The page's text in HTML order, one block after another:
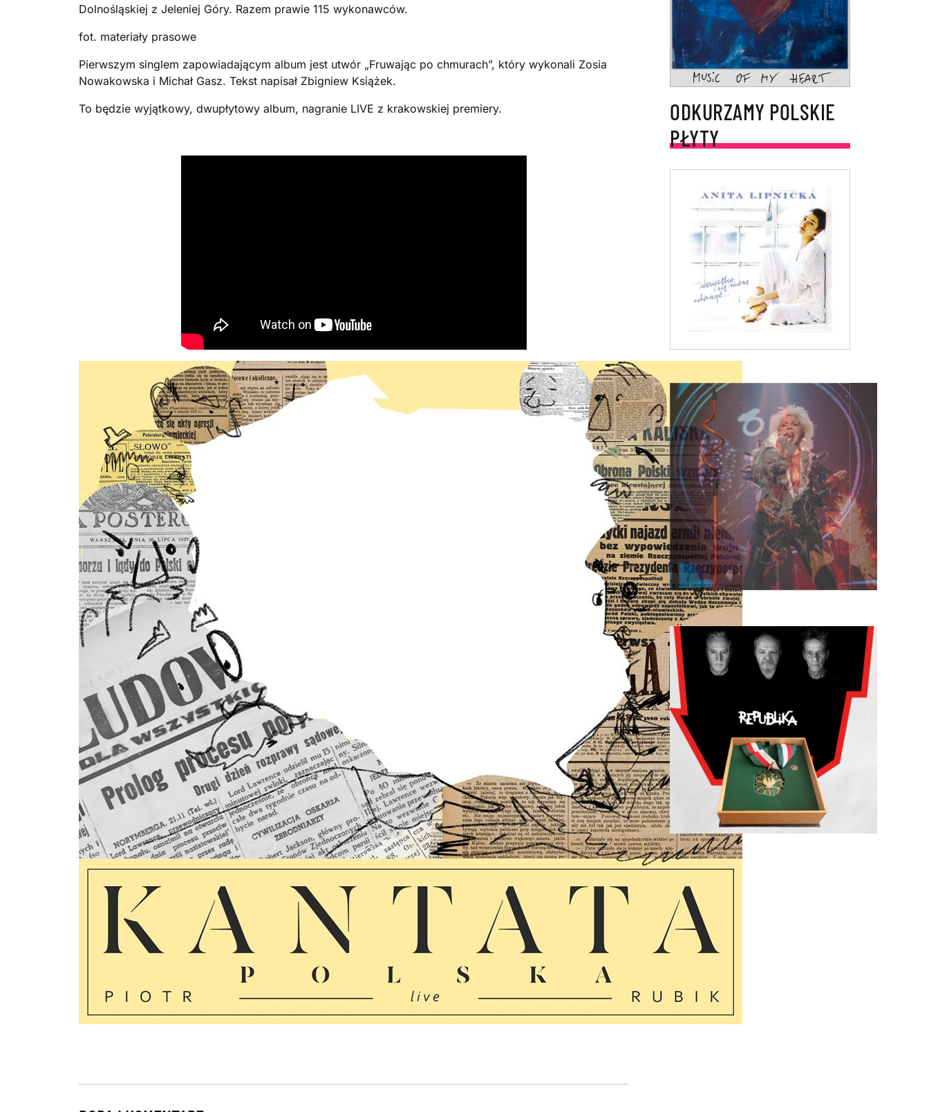
Dolnośląskiej z Jeleniej Góry. Razem prawie 115 wykonawców.
fot. materiały prasowe
Pierwszym singlem zapowiadającym album jest utwór „Fruwając po chmurach”, który wykonali Zosia
Nowakowska i Michał Gasz. Tekst napisał Zbigniew Książek.
To będzie wyjątkowy, dwupłytowy album, nagranie LIVE z krakowskiej premiery.
ODKURZAMY POLSKIE
PŁYTY